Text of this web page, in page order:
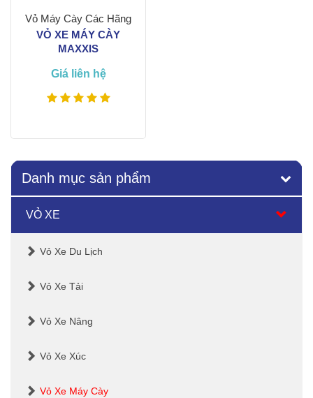
Vỏ Máy Cày Các Hãng
VỎ XE MÁY CÀY
MAXXIS
Giá liên hệ
Xem thêm
Danh mục sản phẩm
VỎ XE
Vỏ Xe Du Lịch
Vỏ Xe Tải
Vỏ Xe Nâng
Vỏ Xe Xúc
Vỏ Xe Máy Cày